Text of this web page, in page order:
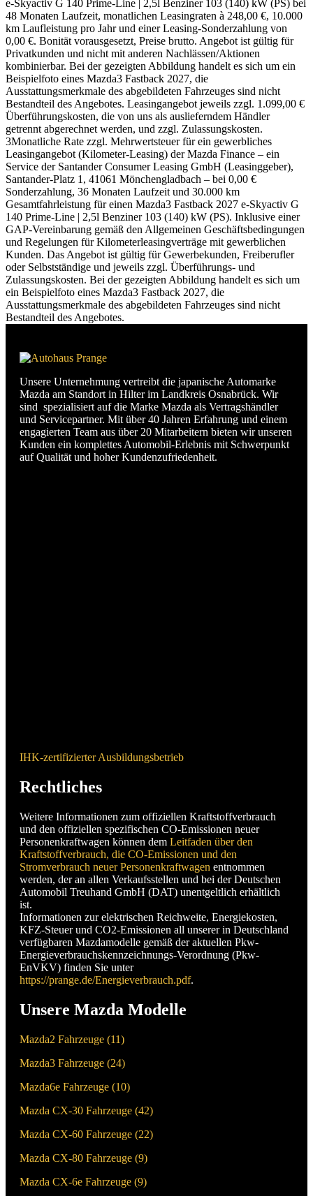
e-Skyactiv G 140 Prime-Line | 2,5l Benziner 103 (140) kW (PS) bei
48 Monaten Laufzeit, monatlichen Leasingraten à 248,00 €, 10.000
km Laufleistung pro Jahr und einer Leasing-Sonderzahlung von
0,00 €. Bonität vorausgesetzt, Preise brutto. Angebot ist gültig für
Privatkunden und nicht mit anderen Nachlässen/Aktionen
kombinierbar. Bei der gezeigten Abbildung handelt es sich um ein
Beispielfoto eines Mazda3 Fastback 2027, die
Ausstattungsmerkmale des abgebildeten Fahrzeuges sind nicht
Bestandteil des Angebotes. Leasingangebot jeweils zzgl. 1.099,00 €
Überführungskosten, die von uns als auslieferndem Händler
getrennt abgerechnet werden, und zzgl. Zulassungskosten.
3Monatliche Rate zzgl. Mehrwertsteuer für ein gewerbliches
Leasingangebot (Kilometer-Leasing) der Mazda Finance – ein
Service der Santander Consumer Leasing GmbH (Leasinggeber),
Santander-Platz 1, 41061 Mönchengladbach – bei 0,00 €
Sonderzahlung, 36 Monaten Laufzeit und 30.000 km
Gesamtfahrleistung für einen Mazda3 Fastback 2027 e-Skyactiv G
140 Prime-Line | 2,5l Benziner 103 (140) kW (PS). Inklusive einer
GAP-Vereinbarung gemäß den Allgemeinen Geschäftsbedingungen
und Regelungen für Kilometerleasingverträge mit gewerblichen
Kunden. Das Angebot ist gültig für Gewerbekunden, Freiberufler
oder Selbstständige und jeweils zzgl. Überführungs- und
Zulassungskosten. Bei der gezeigten Abbildung handelt es sich um
ein Beispielfoto eines Mazda3 Fastback 2027, die
Ausstattungsmerkmale des abgebildeten Fahrzeuges sind nicht
Bestandteil des Angebotes.
Unsere Unternehmung vertreibt die japanische Automarke
Mazda am Standort in Hilter im Landkreis Osnabrück. Wir
sind spezialisiert auf die Marke Mazda als Vertragshändler
und Servicepartner. Mit über 40 Jahren Erfahrung und einem
engagierten Team aus über 20 Mitarbeitern bieten wir unseren
Kunden ein komplettes Automobil-Erlebnis mit Schwerpunkt
auf Qualität und hoher Kundenzufriedenheit.
IHK-zertifizierter Ausbildungsbetrieb
Rechtliches
Weitere Informationen zum offiziellen Kraftstoffverbrauch
und den offiziellen spezifischen CO-Emissionen neuer
Personenkraftwagen können dem Leitfaden über den
Kraftstoffverbrauch, die CO-Emissionen und den
Stromverbrauch neuer Personenkraftwagen entnommen
werden, der an allen Verkaufsstellen und bei der Deutschen
Automobil Treuhand GmbH (DAT) unentgeltlich erhältlich
ist.
Informationen zur elektrischen Reichweite, Energiekosten,
KFZ-Steuer und CO2-Emissionen all unserer in Deutschland
verfügbaren Mazdamodelle gemäß der aktuellen Pkw-
Energieverbrauchskennzeichnungs-Verordnung (Pkw-
EnVKV) finden Sie unter
https://prange.de/Energieverbrauch.pdf.
Unsere Mazda Modelle
Mazda2 Fahrzeuge (11)
Mazda3 Fahrzeuge (24)
Mazda6e Fahrzeuge (10)
Mazda CX-30 Fahrzeuge (42)
Mazda CX-60 Fahrzeuge (22)
Mazda CX-80 Fahrzeuge (9)
Mazda CX-6e Fahrzeuge (9)